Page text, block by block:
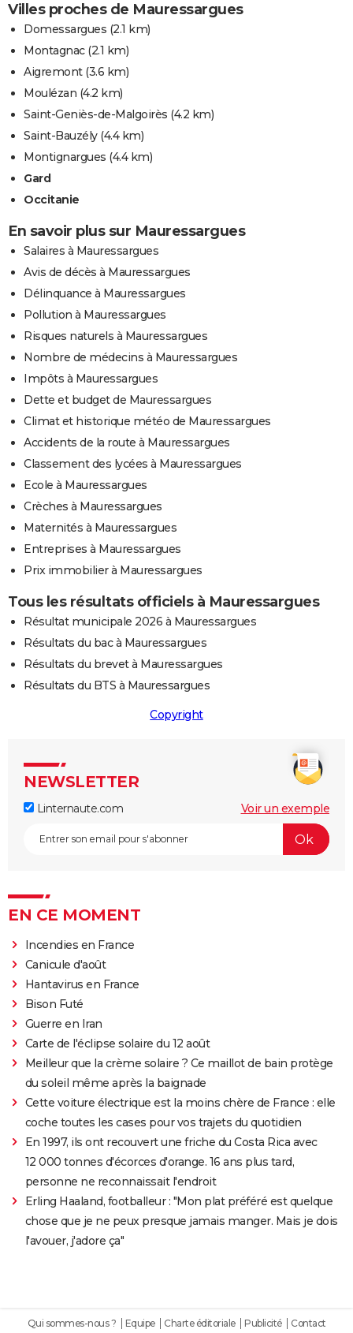
Villes proches de Mauressargues
Domessargues (2.1 km)
Montagnac(2.1 km)
Aigremont(3.6 km)
Moulézan (4.2 km)
Saint-Geniès-de-Malgoirès (4.2 km)
Saint-Bauzély(4.4 km)
Montignargues (4.4 km)
Gard
Occitanie
En savoir plus sur Mauressargues
Salaires à Mauressargues
Avis de décès à Mauressargues
Délinquance à Mauressargues
Pollution à Mauressargues
Risques naturels à Mauressargues
Nombre de médecins à Mauressargues
Impôts à Mauressargues
Dette et budget de Mauressargues
Climat et historique météo de Mauressargues
Accidents de la route à Mauressargues
Classement des lycées à Mauressargues
Ecole à Mauressargues
Crèches à Mauressargues
Maternités à Mauressargues
Entreprises à Mauressargues
Prix immobilier à Mauressargues
Tous les résultats officiels à Mauressargues
Résultat municipale 2026 à Mauressargues
Résultats du bac à Mauressargues
Résultats du brevet à Mauressargues
Résultats du BTS à Mauressargues
Copyright
NEWSLETTER
Linternaute.com Voir un exemple
EN CE MOMENT
Incendies en France
Canicule d'août
Hantavirus en France
Bison Futé
Guerre en Iran
Carte de l'éclipse solaire du 12 août
Meilleur que la crème solaire ? Ce maillot de bain protège
du soleil même après la baignade
Cette voiture électrique est la moins chère de France : elle
coche toutes les cases pour vos trajets du quotidien
En 1997, ils ont recouvert une friche du Costa Rica avec
12 000 tonnes d'écorces d'orange. 16 ans plus tard,
personne ne reconnaissait l'endroit
Erling Haaland, footballeur : "Mon plat préféré est quelque
chose que je ne peux presque jamais manger. Mais je dois
l'avouer, j'adore ça"
Qui sommes-nous ? Equipe Charte éditoriale Publicité
Contact